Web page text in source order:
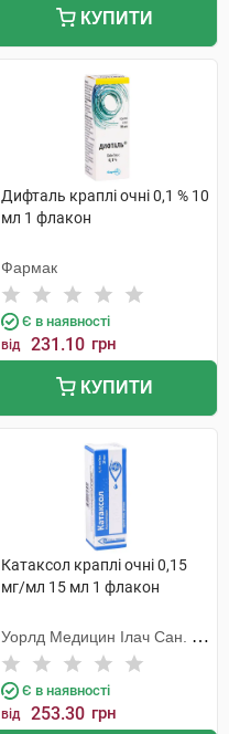
КУПИТИ
Дифталь краплі очні 0,1 % 10
мл 1 флакон
Фармак
Є в наявності
від 231.10 грн
КУПИТИ
Катаксол краплі очні 0,15
мг/мл 15 мл 1 флакон
Уорлд Медицин Ілач Сан. Ве
Тідж
Є в наявності
від 253.30 грн